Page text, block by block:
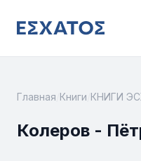
Главная Книги КНИГИ
Колеров -